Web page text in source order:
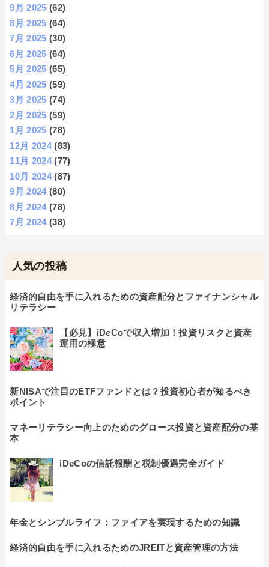
9月 2025 (62)
8月 2025 (64)
7月 2025 (30)
6月 2025 (64)
5月 2025 (65)
4月 2025 (59)
3月 2025 (74)
2月 2025 (59)
1月 2025 (78)
12月 2024(83)
11月 2024(77)
10月 2024(87)
9月 2024(80)
8月 2024(78)
7月 2024(38)
人気の投稿
経済的自由を手に入れるための資産配分とファイナンシャル
リテラシー
【必見】iDeCoで収入増加！投資リスクと資産
運用の極意
新NISAで注目のETFファンドとは？投資初心者が知るべき
ポイント
マネーリテラシー向上のためのグロース投資と資産配分の基
本
iDeCoの信託報酬と税制優遇完全ガイド
年金とシンプルライフ：ファイアを実現するための知識
経済的自由を手に入れるためのJREITと資産管理の方法